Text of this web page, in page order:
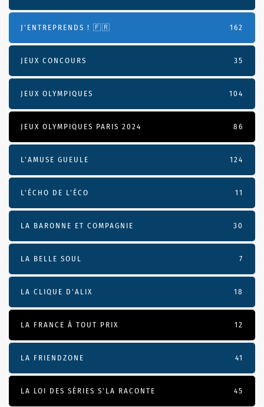
J'ENTREPRENDS ! 🇫🇷 162
JEUX CONCOURS 35
JEUX OLYMPIQUES 104
JEUX OLYMPIQUES PARIS 2024 86
L'AMUSE GUEULE 124
L’ÉCHO DE L’ÉCO 11
LA BARONNE ET COMPAGNIE 30
LA BELLE SOUL 7
LA CLIQUE D'ALIX 18
LA FRANCE À TOUT PRIX 12
LA FRIENDZONE 41
LA LOI DES SÉRIES S'LA RACONTE 45